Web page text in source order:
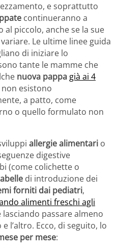
e soprattutto
continueranno a
piccolo, anche se la sue
Le ultime linee guida
di iniziare lo
tante le mamme che
nuova pappa già ai 4
esistono
a patto, come
o quello formulato non
allergie alimentari o
digestive
(come colichette o
di introduzione dei
forniti dai pediatri,
alimenti freschi agli
passare almeno
l’altro. Ecco, di seguito, lo
per mese: